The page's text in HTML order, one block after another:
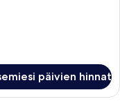
päivien hinnat